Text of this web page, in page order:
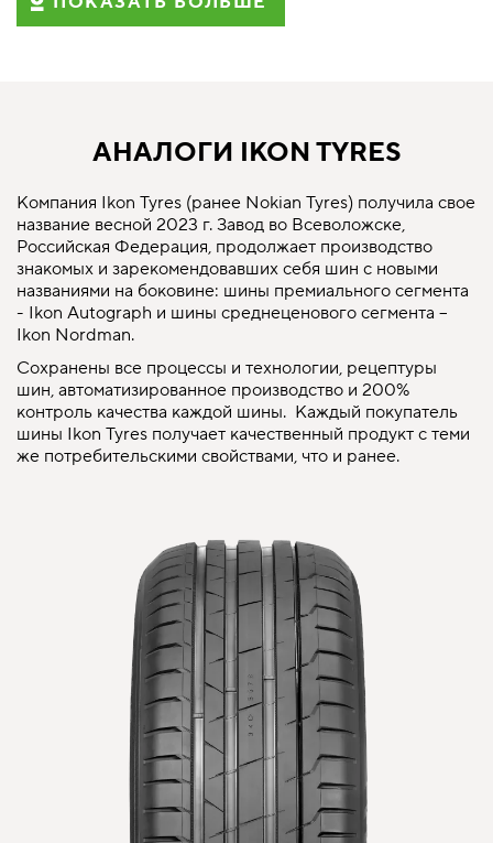
АНАЛОГИ IKON TYRES
Компания Ikon Tyres (ранее Nokian Tyres) получила свое
название весной 2023 г. Завод во Всеволожске,
Российская Федерация, продолжает производство
знакомых и зарекомендовавших себя шин с новыми
названиями на боковине: шины премиального сегмента
- Ikon Autograph и шины среднеценового сегмента –
Ikon Nordman.
Сохранены все процессы и технологии, рецептуры
шин, автоматизированное производство и 200%
контроль качества каждой шины. Каждый покупатель
шины Ikon Tyres получает качественный продукт с теми
же потребительскими свойствами, что и ранее.